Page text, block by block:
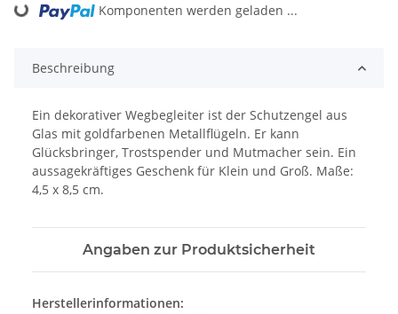
Komponenten werden geladen ...
Beschreibung
Ein dekorativer Wegbegleiter ist der Schutzengel aus
Glas mit goldfarbenen Metallflügeln. Er kann
Glücksbringer, Trostspender und Mutmacher sein. Ein
aussagekräftiges Geschenk für Klein und Groß. Maße:
4,5 x 8,5 cm.
Angaben zur Produktsicherheit
Herstellerinformationen: